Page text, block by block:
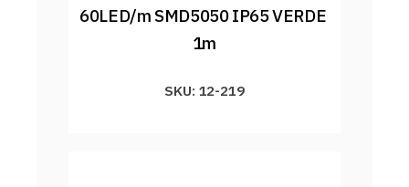
60LED/m SMD5050 IP65 VERDE
1m
SKU: 12-219